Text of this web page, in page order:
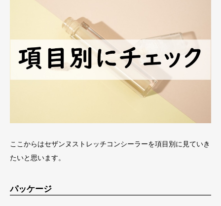
ここからはセザンヌストレッチコンシーラーを項目別に見ていき
たいと思います。
パッケージ